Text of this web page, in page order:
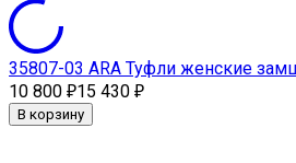
35807-03 ARA Туфли женские
10 800 ₽15 430 ₽
В корзину